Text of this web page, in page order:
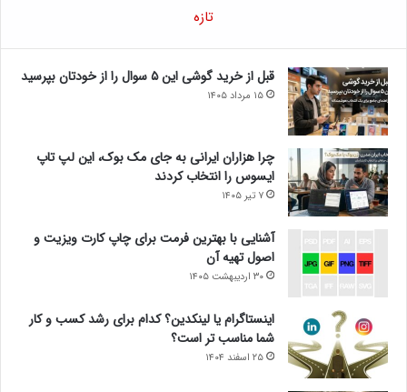
تازه
قبل از خرید گوشی این ۵ سوال را از خودتان بپرسید
۱۵ مرداد ۱۴۰۵
چرا هزاران ایرانی به جای مک بوک، این لپ تاپ
ایسوس را انتخاب کردند
۷ تیر ۱۴۰۵
آشنایی با بهترین فرمت برای چاپ کارت ویزیت و
اصول تهیه آن
۳۰ اردیبهشت ۱۴۰۵
اینستاگرام یا لینکدین؟ کدام برای رشد کسب و کار
شما مناسب تر است؟
۲۵ اسفند ۱۴۰۴